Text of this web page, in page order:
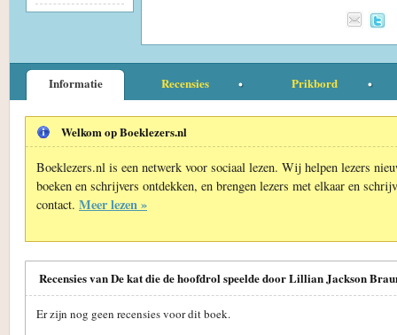
Informatie Recensies Prikbord
Welkom op Boeklezers.nl
Boeklezers.nl is een netwerk voor sociaal lezen. Wij helpen lezers
boeken en schrijvers ontdekken, en brengen lezers met elkaar en
contact. Meer lezen »
Recensies van De kat die de hoofdrol speelde door Lillian Jackson
Er zijn nog geen recensies voor dit boek.